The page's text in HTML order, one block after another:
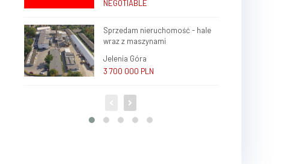
NEGOTIABLE
Sprzedam nieruchomość - hale
wraz z maszynami
Jelenia Góra
3 700 000 PLN